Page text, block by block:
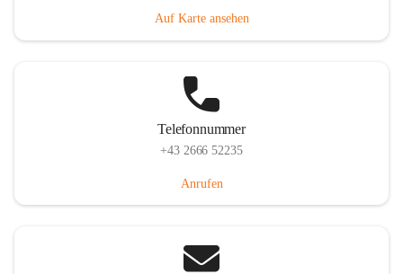
Auf Karte ansehen
Telefonnummer
+43 2666 52235
Anrufen